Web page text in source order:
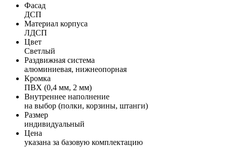
Фасад
ДСП
Материал корпуса
ЛДСП
Цвет
Светлый
Раздвижная система
алюминиевая, нижнеопорная
Кромка
ПВХ (0,4 мм, 2 мм)
Внутреннее наполнение
на выбор (полки, корзины, штанги)
Размер
индивидуальный
Цена
указана за базовую комплектацию